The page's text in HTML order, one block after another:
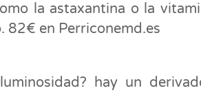
la astaxantina o la
82€ en Perriconemd.es
hay un